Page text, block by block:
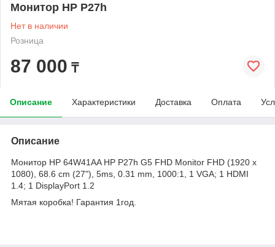
Монитор HP P27h
Нет в наличии
Розница
87 000 ₸
Описание Характеристики Доставка Оплата
Описание
Монитор HP 64W41AA HP P27h G5 FHD Monitor FHD (1920 x
1080), 68.6 cm (27"), 5ms, 0.31 mm, 1000:1, 1 VGA; 1 HDMI
1.4; 1 DisplayPort 1.2
Мятая коробка! Гарантия 1год.